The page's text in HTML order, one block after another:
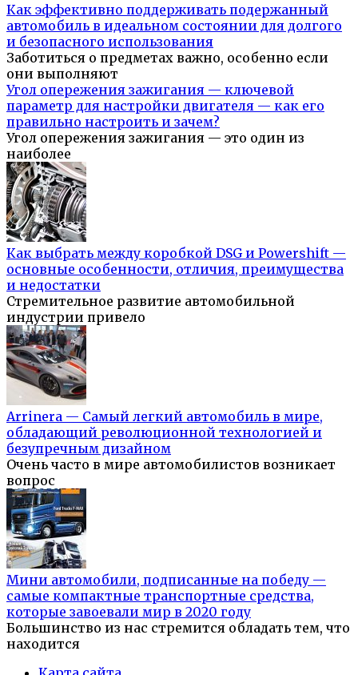
Как эффективно поддерживать подержанный
автомобиль в идеальном состоянии для долгого
и безопасного использования
Заботиться о предметах важно, особенно если
они выполняют
Угол опережения зажигания — ключевой
параметр для настройки двигателя — как его
правильно настроить и зачем?
Угол опережения зажигания — это один из
наиболее
Как выбрать между коробкой DSG и Powershift —
основные особенности, отличия, преимущества
и недостатки
Стремительное развитие автомобильной
индустрии привело
Arrinera — Самый легкий автомобиль в мире,
обладающий революционной технологией и
безупречным дизайном
Очень часто в мире автомобилистов возникает
вопрос
Мини автомобили, подписанные на победу —
самые компактные транспортные средства,
которые завоевали мир в 2020 году
Большинство из нас стремится обладать тем, что
находится